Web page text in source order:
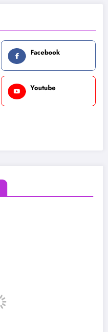
Facebook
Youtube